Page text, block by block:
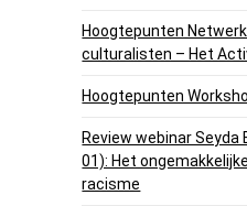
Hoogtepunten
culturalisten – Het
Hoogtepunten
Review webinar
01): Het
racisme